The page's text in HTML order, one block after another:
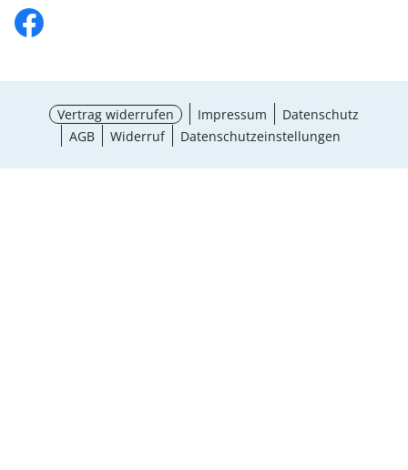
Vertrag widerrufen Impressum
Datenschutz
AGB
Widerruf Datenschutzeinstellungen